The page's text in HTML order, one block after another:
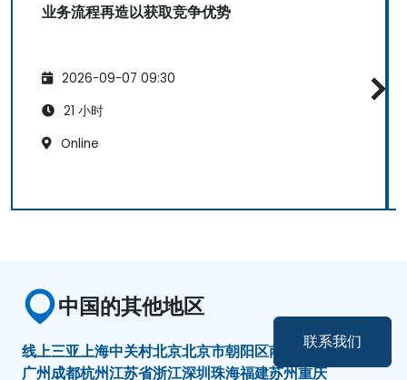
联系我们
业务流程再造以获取竞争优势
2026-09-07 09:30
21 小时
Online
中国的其他地区
线上三亚上海中关村北京北京市朝阳区南京 厦门天津广东
广州成都杭州江苏省浙江深圳珠海福建苏州重庆